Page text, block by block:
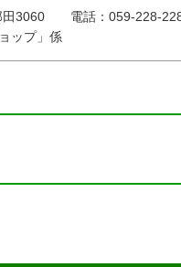
3060 電話：059-228-
ップ」係